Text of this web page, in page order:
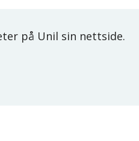
på Unil sin nettside.